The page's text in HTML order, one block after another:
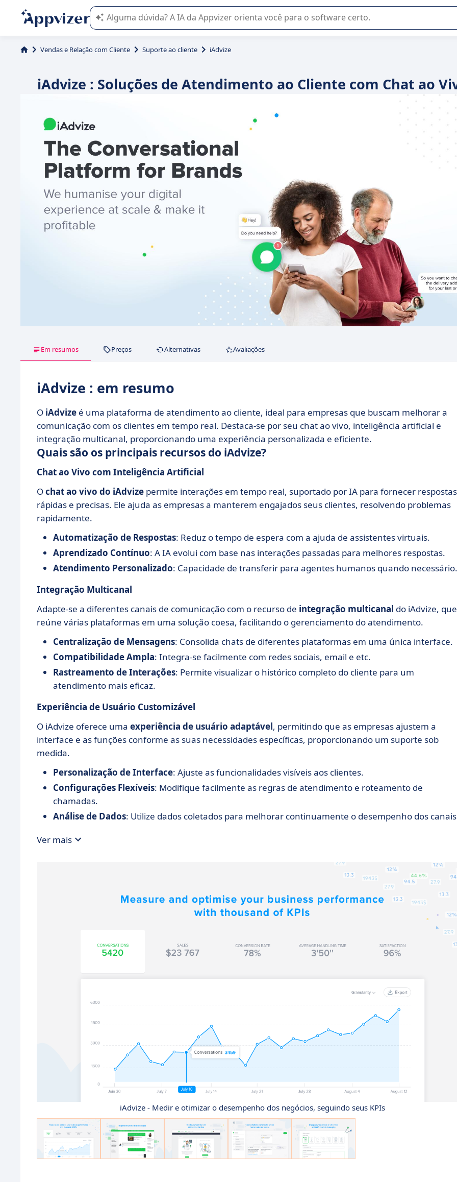
A IA do Appvizer o orienta no uso ou na seleção de software SaaS para sua empresa.
Vendas e Relação com Cliente Suporte ao cliente iAdvize
iAdvize : Soluções de Atendimento ao Cliente com Chat ao
Em resumos Preços Alternativas Avaliações
iAdvize : em resumo
O iAdvize é uma plataforma de atendimento ao cliente, ideal para empresas que buscam melhorar a
comunicação com os clientes em tempo real. Destaca-se por seu chat ao vivo, inteligência artificial e
integração multicanal, proporcionando uma experiência personalizada e eficiente.
Quais são os principais recursos do iAdvize?
Chat ao Vivo com Inteligência Artificial
Ochat ao vivo do iAdvize permite interações em tempo real, suportado por IA para fornecer respostas
rápidas e precisas. Ele ajuda as empresas a manterem engajados seus clientes, resolvendo problemas
rapidamente.
Automatização de Respostas: Reduz o tempo de espera com a ajuda de assistentes virtuais.
Aprendizado Contínuo: A IA evolui com base nas interações passadas para melhores respostas.
Atendimento Personalizado: Capacidade de transferir para agentes humanos quando necessário.
Integração Multicanal
Adapte-se a diferentes canais de comunicação com o recurso de integração multicanal do iAdvize, que
reúne várias plataformas em uma solução coesa, facilitando o gerenciamento do atendimento.
Centralização de Mensagens: Consolida chats de diferentes plataformas em uma única interface.
Compatibilidade Ampla: Integra-se facilmente com redes sociais, email e etc.
Rastreamento de Interações: Permite visualizar o histórico completo do cliente para um
atendimento mais eficaz.
Experiência de Usuário Customizável
O iAdvize oferece uma experiência de usuário adaptável, permitindo que as empresas ajustem a
interface e as funções conforme as suas necessidades específicas, proporcionando um suporte sob
medida.
Personalização de Interface: Ajuste as funcionalidades visíveis aos clientes.
Configurações Flexíveis: Modifique facilmente as regras de atendimento e roteamento de
chamadas.
Análise de Dados: Utilize dados coletados para melhorar continuamente o desempenho dos
Ver mais
iAdvize - Medir e otimizar o desempenho dos negócios, seguindo seus KPIs